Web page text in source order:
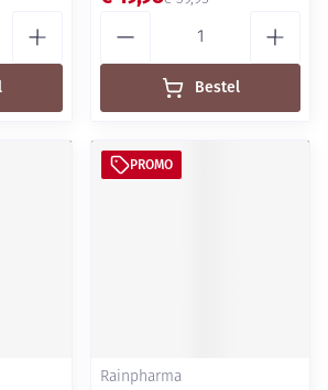
Bestel
PROMO
Rainpharma